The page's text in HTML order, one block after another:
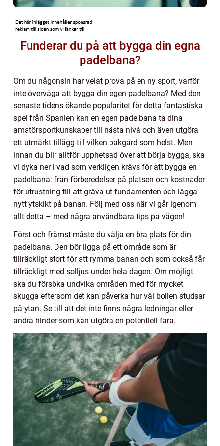
Funderar du på att bygga din egna
padelbana?
Om du någonsin har velat prova på en ny sport, varför
inte överväga att bygga din egen padelbana? Med den
senaste tidens ökande popularitet för detta fantastiska
spel från Spanien kan en egen padelbana ta dina
amatörsportkunskaper till nästa nivå och även utgöra
ett utmärkt tillägg till vilken bakgård som helst. Men
innan du blir alltför upphetsad över att börja bygga, ska
vi dyka ner i vad som verkligen krävs för att bygga en
padelbana: från förberedelser på platsen och kostnader
för utrustning till att gräva ut fundamenten och lägga
nytt ytskikt på banan. Följ med oss när vi går igenom
allt detta – med några användbara tips på vägen!
Först och främst måste du välja en bra plats för din
padelbana. Den bör ligga på ett område som är
tillräckligt stort för att rymma banan och som också får
tillräckligt med solljus under hela dagen. Om möjligt
ska du försöka undvika områden med för mycket
skugga eftersom det kan påverka hur väl bollen studsar
på ytan. Se till att det inte finns några ledningar eller
andra hinder som kan utgöra en potentiell fara.